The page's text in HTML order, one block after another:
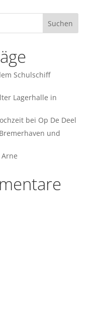
Schulschiff
Lagerhalle in
bei Op De Deel
und